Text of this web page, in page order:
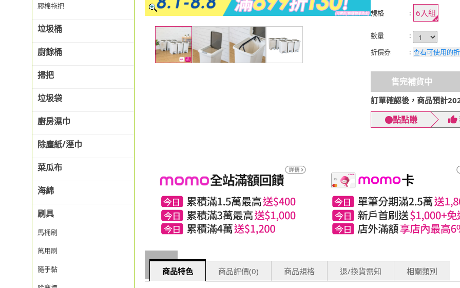
膠棉拖把
垃圾桶
廚餘桶
掃把
垃圾袋
廚房濕巾
除塵紙/溼巾
菜瓜布
海綿
刷具
馬桶刷
萬用刷
隨手黏
規格
: 6入組
數量
:
折價券
: 查看可使用的
售完補貨中
訂單確認後，商品預計
點點賺
商品特色 商品評價(0) 商品規格 退/換貨需知 相關類別